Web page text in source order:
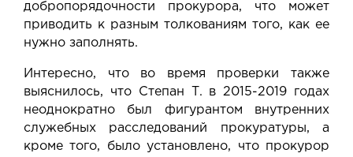
добропорядочности прокурора, что может
приводить к разным толкованиям того, как ее
нужно заполнять.
Интересно, что во время проверки также
выяснилось, что Степан Т. в 2015-2019 годах
неоднократно был фигурантом внутренних
служебных расследований прокуратуры, а
кроме того, было установлено, что прокурор